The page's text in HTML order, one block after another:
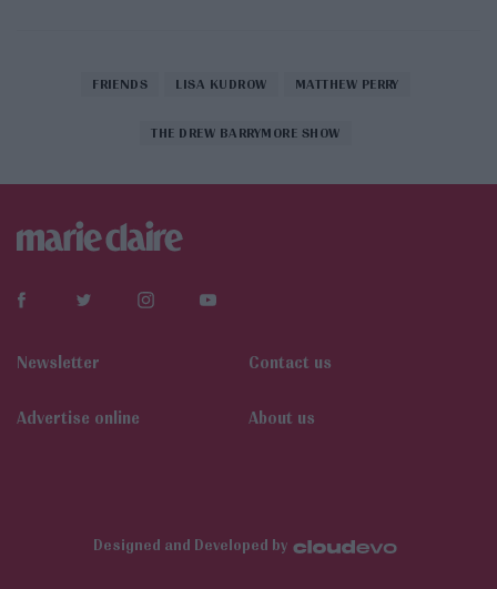
FRIENDS LISA KUDROW MATTHEW PERRY
THE DREW BARRYMORE SHOW
Newsletter Contact us
Αdvertise online About us
Designed and Developed by